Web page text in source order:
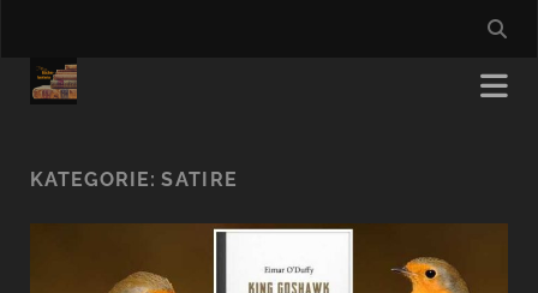
KATEGORIE:SATIRE